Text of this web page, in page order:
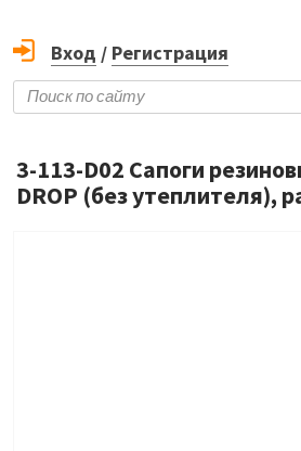
Вход / Регистрация
3-113-D02 Сапоги
DROP (без утеплителя),